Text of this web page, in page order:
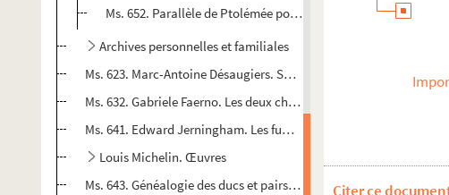
Ms. 652. Parallèle de Ptolémée pour Agendicum, qui n'est ni
Archives personnelles et familiales
Ms. 623. Marc-Antoine Désaugiers. Souvenirs nocturnes de deux
Ms. 632. Gabriele Faerno. Les deux chiens et le cuisinier
Ms. 641. Edward Jerningham. Les funérailles d'Arabert, moine de la
Louis Michelin. Œuvres
Ms. 643. Généalogie des ducs et pairs de FranceCiter ce